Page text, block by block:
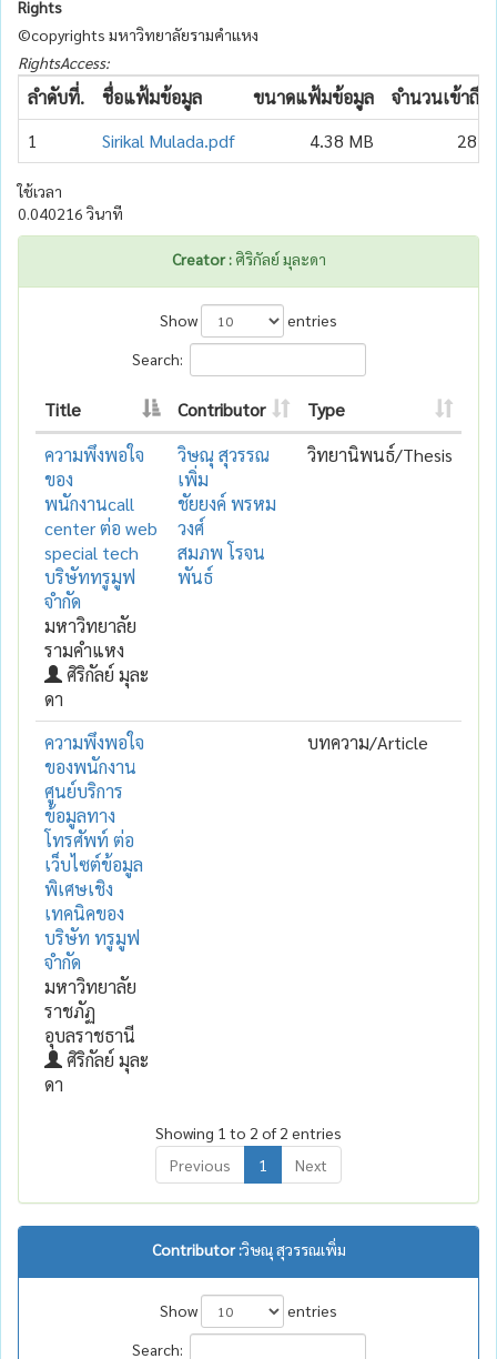
Rights
©copyrights มหาวิทยาลัยรามคำแหง
RightsAccess:
ลำดับที่. ชื่อแฟ้มข้อมูล ขนาดแฟ้มข้อมูล
จำนวนเข้าถึง
1
Sirikal Mulada.pdf 4.38 MB 281
ใช้เวลา
0.040216 วินาที
Creator :ศิริกัลย์ มุละดา
Show
entries
Search:
Title Contributor
Type
ความพึงพอใจ
ของ
พนักงานcall
center ต่อ web
special tech
บริษัททรูมูฟ
จำกัด
มหาวิทยาลัย
รามคำแหง
ศิริกัลย์ มุละ
ดา
วิษณุ สุวรรณ
เพิ่ม
ชัยยงค์ พรหม
วงศ์
สมภพ โรจน
พันธ์
วิทยานิพนธ์/Thesis
ความพึงพอใจ
ของพนักงาน
ศูนย์บริการ
ข้อมูลทาง
โทรศัพท์ ต่อ
เว็บไซต์ข้อมูล
พิเศษเชิง
เทคนิคของ
บริษัท ทรูมูฟ
จำกัด
มหาวิทยาลัย
ราชภัฏ
อุบลราชธานี
ศิริกัลย์ มุละ
ดา
บทความ/Article
Showing 1 to 2 of 2 entries
Previous
1 Next
Contributor :วิษณุ สุวรรณเพิ่ม
Show
entries
Search: